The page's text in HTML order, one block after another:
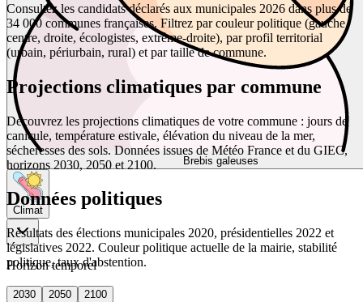
Brebis galeuses
Climat
Horizon temporel
2030 2050
2100
Consultez les candidats déclarés aux municipales 2026 dans plus de
34 000 communes françaises. Filtrez par couleur politique (gauche,
centre, droite, écologistes, extrême-droite), par profil territorial
(urbain, périurbain, rural) et par taille de commune.
Projections climatiques par commune
Découvrez les projections climatiques de votre commune : jours de
canicule, température estivale, élévation du niveau de la mer,
sécheresses des sols. Données issues de Météo France et du GIEC,
horizons 2030, 2050 et 2100.
Données politiques
Résultats des élections municipales 2020, présidentielles 2022 et
législatives 2022. Couleur politique actuelle de la mairie, stabilité
politique, taux d'abstention.